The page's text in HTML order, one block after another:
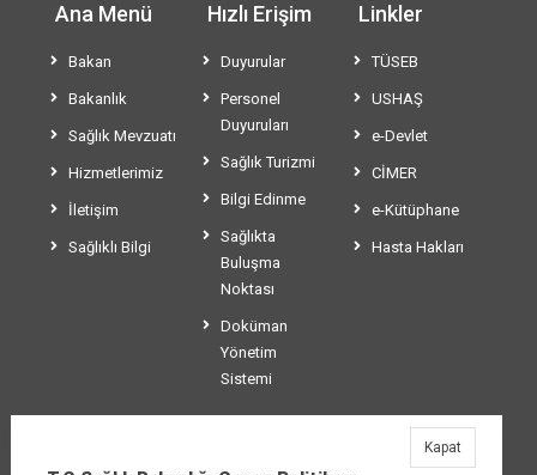
Ana Menü
Bakan
Bakanlık
Sağlık Mevzuatı
Hizmetlerimiz
İletişim
Sağlıklı Bilgi
Hızlı Erişim
Duyurular
Personel
Duyuruları
Sağlık Turizmi
Bilgi Edinme
Sağlıkta
Buluşma
Noktası
Doküman
Yönetim
Sistemi
Linkler
TÜSEB
USHAŞ
e-Devlet
CİMER
e-Kütüphane
Hasta Hakları
Kapat